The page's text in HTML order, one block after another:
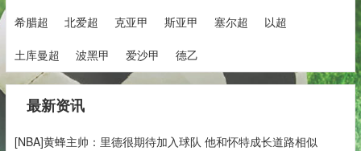
希腊超 北爱超 克亚甲 斯亚甲 塞尔超 以超
土库曼超 波黑甲 爱沙甲 德乙
最新资讯
[NBA]黄蜂主帅：里德很期待加入球队 他和怀特成长道路相似